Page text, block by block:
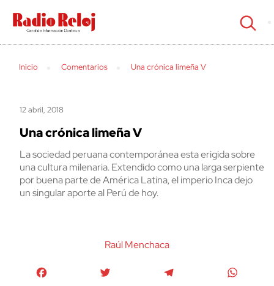
cerrar
Inicio Comentarios Una crónica limeña V
12 abril, 2018
Una crónica limeña V
La sociedad peruana contemporánea esta erigida sobre
una cultura milenaria. Extendido como una larga serpiente
por buena parte de América Latina, el imperio Inca dejo
un singular aporte al Perú de hoy.
Raúl Menchaca